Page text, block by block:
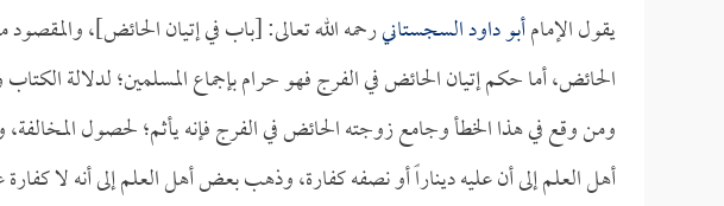
يقول الإمامأبو داود السجستانيرحمه الله تعالى: [باب في إتيان الحائض]، والمقصود
الحائض، أما حكم إتيان الحائض في الفرج فهو حرام بإجماع المسلمين؛ لدلالة
ومن وقع في هذا الخطأ وجامع زوجته الحائض في الفرج فإنه يأثم؛ لحصول
أهل العلم إلى أن عليه ديناراً أو نصفه كفارة، وذهب بعض أهل العلم إلى أنه لا كفارة